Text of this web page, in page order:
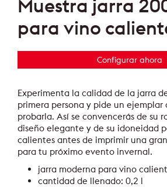
Muestra jarra
para vino
Configurar ahora
Experimenta la calidad de la jarra
primera persona y pide un ejemplar
probarla. Así se convencerás de su
diseño elegante y de su idoneidad
calientes antes de imprimir una
para tu próximo evento invernal.
jarra moderna para vino
cantidad de llenado: 0,2 l